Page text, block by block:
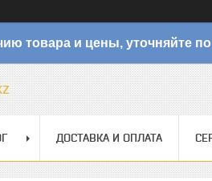
товара и цены, уточняйте
ДОСТАВКА И ОПЛАТА